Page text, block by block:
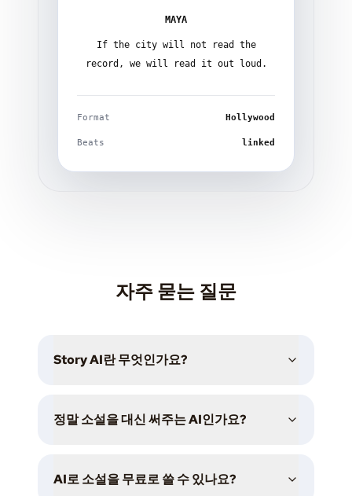
MAYA
If the city will not read the
record, we will read it out loud.
Format Hollywood
Beats linked
자주 묻는 질문
Story AI란 무엇인가요?
정말 소설을 대신 써주는 AI인가요?
AI로 소설을 무료로 쓸 수 있나요?